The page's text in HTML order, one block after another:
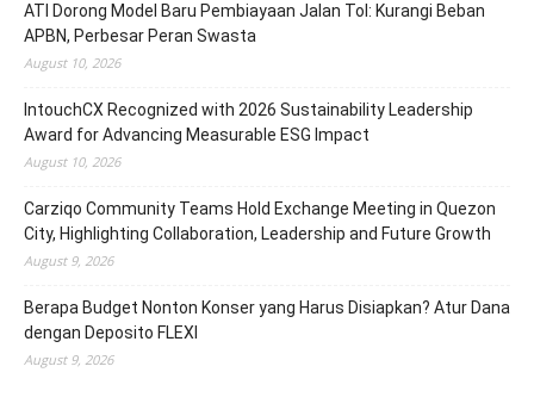
ATI Dorong Model Baru Pembiayaan Jalan Tol: Kurangi Beban
APBN, Perbesar Peran Swasta
August 10, 2026
IntouchCX Recognized with 2026 Sustainability Leadership
Award for Advancing Measurable ESG Impact
August 10, 2026
Carziqo Community Teams Hold Exchange Meeting in Quezon
City, Highlighting Collaboration, Leadership and Future Growth
August 9, 2026
Berapa Budget Nonton Konser yang Harus Disiapkan? Atur Dana
dengan Deposito FLEXI
August 9, 2026